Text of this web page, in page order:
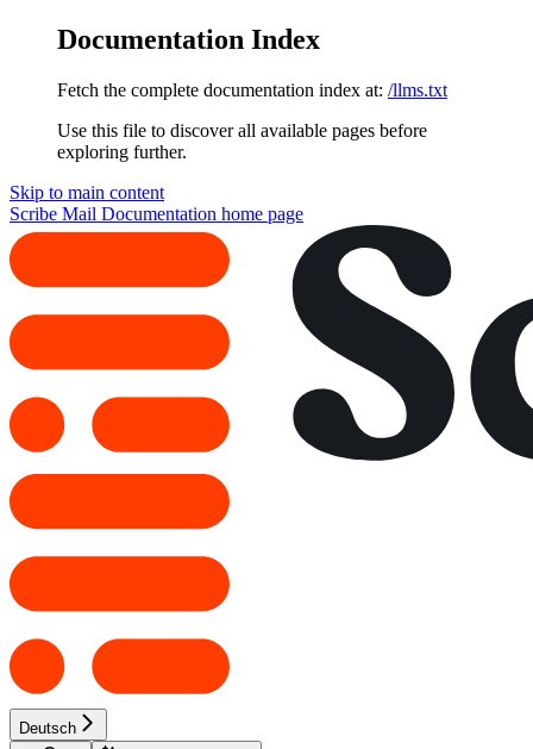
Documentation Index
Fetch the complete documentation index at: /llms.txt
Use this file to discover all available pages before
exploring further.
Skip to main content
Scribe Mail Documentation home page
Deutsch